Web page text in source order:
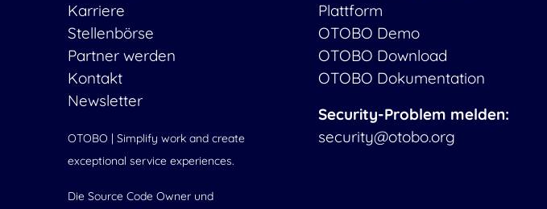
Karriere
Stellenbörse
Partner werden
Kontakt
Newsletter
OTOBO | Simplify work and create
exceptional service experiences.
Die Source Code Owner und
Plattform
OTOBO Demo
OTOBO Download
OTOBO Dokumentation
Security-Problem melden:
security@otobo.org